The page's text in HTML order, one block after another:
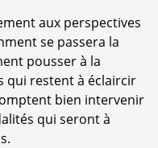
aux perspectives
se passera la
pousser à la
qui restent à éclaircir
bien intervenir
qui seront à